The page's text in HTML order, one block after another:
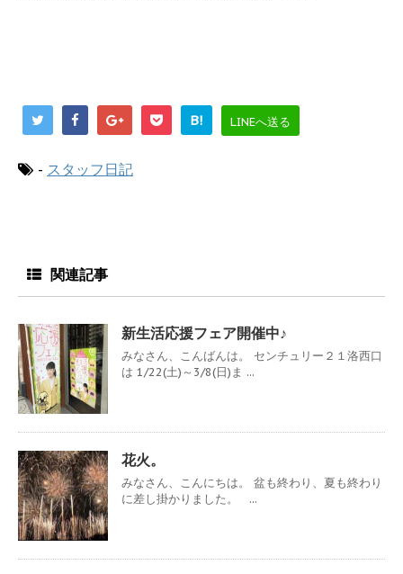
B! LINEへ送る
- スタッフ日記
関連記事
新生活応援フェア開催中♪
みなさん、こんばんは。 センチュリー２１洛西口
は 1/22(土)～3/8(日)ま ...
花火。
みなさん、こんにちは。 盆も終わり、夏も終わり
に差し掛かりました。 ...